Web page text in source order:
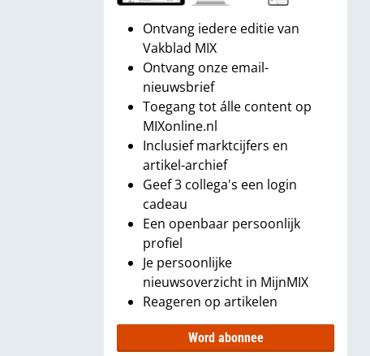
Ontvang iedere editie van
Vakblad MIX
Ontvang onze email-
nieuwsbrief
Toegang tot álle content op
MIXonline.nl
Inclusief marktcijfers en
artikel-archief
Geef 3 collega's een login
cadeau
Een openbaar persoonlijk
profiel
Je persoonlijke
nieuwsoverzicht in MijnMIX
Reageren op artikelen
Word abonnee